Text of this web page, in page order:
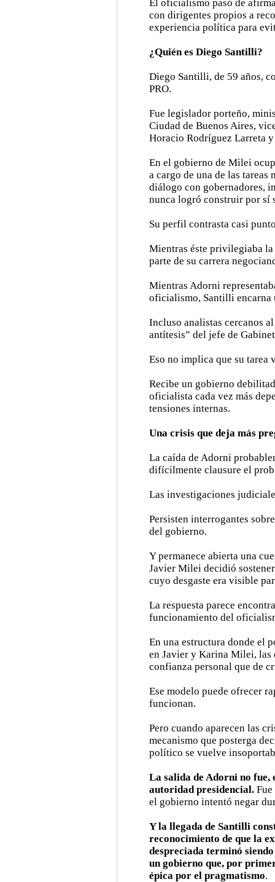
El oficialismo pasó de
con dirigentes propios a
experiencia política para
¿Quién es Diego Santilli?
Diego Santilli, de 59 años,
PRO.
Fue legislador porteño,
Ciudad de Buenos Aires,
Horacio Rodríguez Larreta
En el gobierno de Milei
a cargo de una de las
diálogo con gobernadores,
nunca logró construir por sí
Su perfil contrasta casi
Mientras éste privilegiaba
parte de su carrera
Mientras Adorni
oficialismo, Santilli encarna
Incluso analistas cercanos
antítesis” del jefe de
Eso no implica que su tarea
Recibe un gobierno
oficialista cada vez más
tensiones internas.
Una crisis que deja más
La caída de Adorni
difícilmente clausure el
Las investigaciones
Persisten interrogantes
del gobierno.
Y permanece abierta una
Javier Milei decidió
cuyo desgaste era visible
La respuesta parece
funcionamiento del
En una estructura donde el
en Javier y Karina Milei, las
confianza personal que de
Ese modelo puede ofrecer
funcionan.
Pero cuando aparecen las
mecanismo que posterga
político se vuelve
La salida de Adorni no fue,
autoridad presidencial.
el gobierno intentó negar
Y la llegada de Santilli
reconocimiento de que la
despreciada terminó
un gobierno que, por
épica por el pragmatismo.